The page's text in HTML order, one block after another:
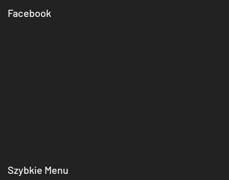
Facebook
Szybkie Menu